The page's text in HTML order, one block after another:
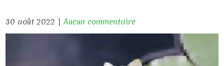
30 août 2022 |Aucun commentaire